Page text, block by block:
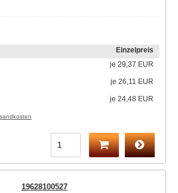
Einzelpreis
je 29,37 EUR
je 26,11 EUR
je 24,48 EUR
19628100527